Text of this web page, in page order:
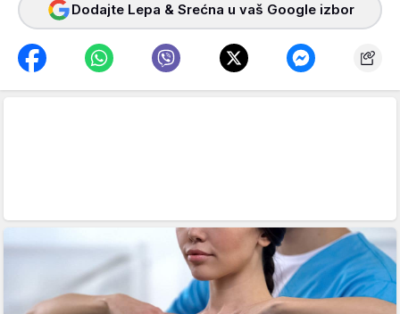
Dodajte Lepa & Srećna u vaš Google izbor